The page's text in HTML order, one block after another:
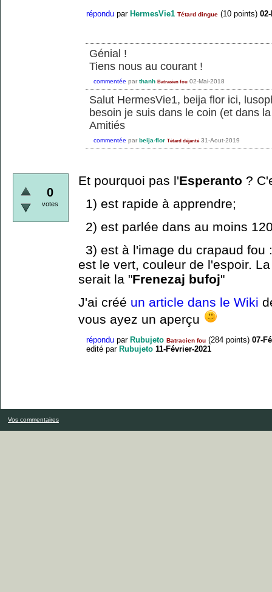
répondu par HermesVie1 Tétard dingue (10 points)
Génial !
Tiens nous au courant !
commentée par thanh Batracien fou 02-Mai-2018
Salut HermesVie1, beija flor ici,
besoin je suis dans le coin (et dans
Amitiés
commentée par beija-flor Tétard déjanté 31-Aout-2019
0
votes
Et pourquoi pas l'Esperanto ?
1) est rapide à apprendre;
2) est parlée dans au moins
3) est à l'image du crapaud fou
est le vert, couleur de l'espoir.
serait la "Frenezaj bufoj"
J'ai créé un article dans le Wiki
vous ayez un aperçu
répondu par Rubujeto Batracien fou (284 points) 07-
edité par Rubujeto 11-Février-2021
Vos commentaires